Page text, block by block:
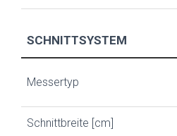
SCHNITTSYSTEM
Messertyp
Schnittbreite [cm]